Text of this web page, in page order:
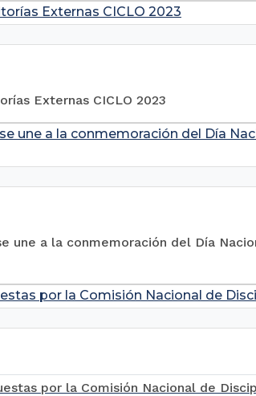
Externas CICLO 2023
Externas CICLO 2023
une a la conmemoración del Día
une a la conmemoración del Día
por la Comisión Nacional de